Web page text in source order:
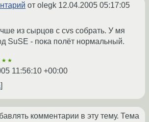
от olegk 12.04.2005 05:17:05
из сырцов с cvs собрать. У мя
SuSE - пока полёт нормальный.
★★
11:56:10 +00:00
комментарии в эту тему. Тема